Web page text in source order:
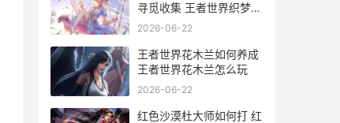
寻觅收集 王者世界织梦原
野藏宝图
2026-06-22
王者世界花木兰如何养成
王者世界花木兰怎么玩
2026-06-22
红色沙漠杜大师如何打 红